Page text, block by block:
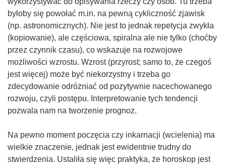
byłoby się powołać m.in. na pewną cykliczność zjawisk
(np. astronomicznych). Nie jest to jednak repetycja zwykła
(kopiowanie), ale częściowa, spiralna ale nie tylko (choćby
przez czynnik czasu), co wskazuje na rozwojowe
możliwości wzrostu. Wzrost (przyrost; samo to, że czegoś
jest więcej) może być niekorzystny i trzeba go
zdecydowanie odróżniać od pozytywnie nacechowanego
rozwoju, czyli postępu. Interpretowanie tych tendencji
pozwala nam na tworzenie prognoz.
Na pewno moment poczęcia czy inkarnacji (wcielenia) ma
wielkie znaczenie, jednak jest ewidentnie trudny do
stwierdzenia. Ustaliła się więc praktyka, że horoskop jest